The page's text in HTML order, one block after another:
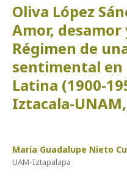
Oliva López
Amor,
Régimen de
sentimental en
Latina (1900-
Iztacala-
María Guadalupe Nieto
UAM-Iztapalapa